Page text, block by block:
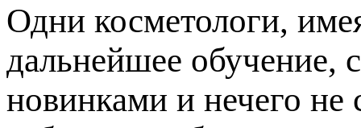
Одни косметологи,
дальнейшее обучение,
новинками и нечего